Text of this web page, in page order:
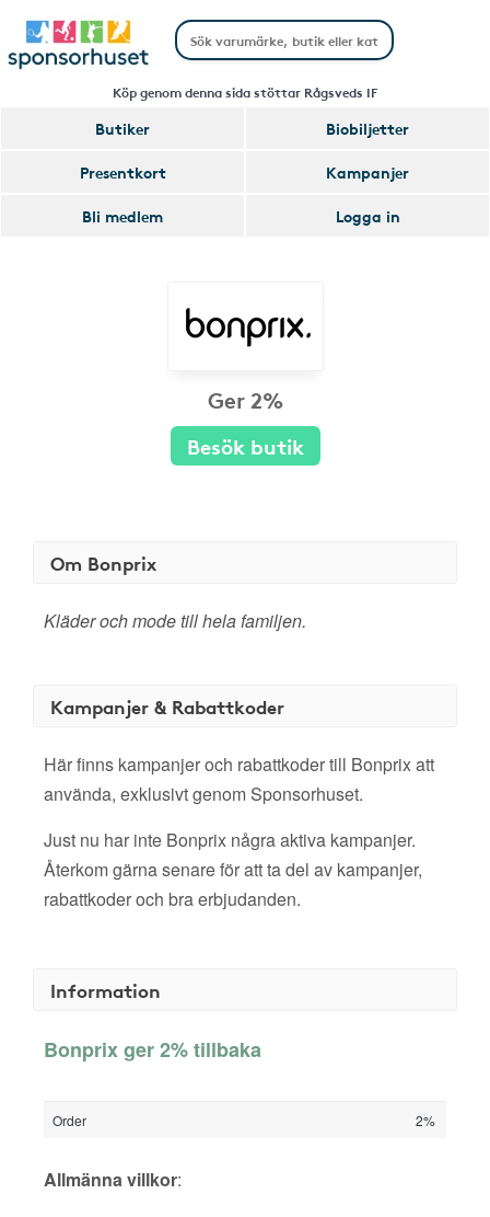
Köp genom denna sida stöttar Rågsveds IF
Butiker
Biobiljetter
Presentkort
Kampanjer
Bli medlem
Logga in
Ger 2%
Besök butik
Om Bonprix
Kläder och mode till hela familjen.
Kampanjer & Rabattkoder
Här finns kampanjer och rabattkoder till Bonprix att
använda, exklusivt genom Sponsorhuset.
Just nu har inte Bonprix några aktiva kampanjer.
Återkom gärna senare för att ta del av kampanjer,
rabattkoder och bra erbjudanden.
Information
Bonprix ger 2% tillbaka
Order 2%
Allmänna villkor: